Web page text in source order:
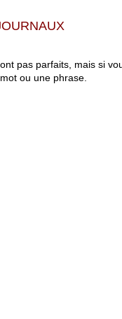
pas parfaits, mais si
ou une phrase.